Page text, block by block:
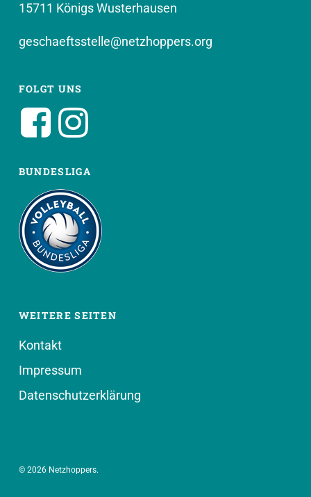
15711 Königs Wusterhausen
geschaeftsstelle@netzhoppers.org
FOLGT UNS
BUNDESLIGA
WEITERE SEITEN
Kontakt
Impressum
Datenschutzerklärung
© 2026 Netzhoppers.